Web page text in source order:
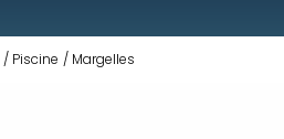
Piscine Margelles